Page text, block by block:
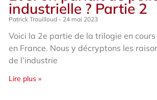
industrielle ? Partie 2
Patrick Trouilloud 24 mai 2023
Voici la 2e partie de la trilogie en
en France. Nous y décryptons les
de l’industrie
Lire plus »